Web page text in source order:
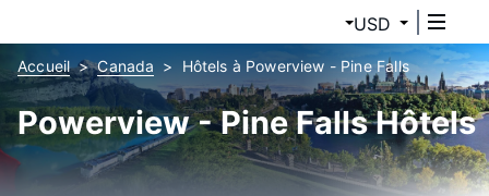
USD
Accueil Canada Hôtels à Powerview - Pine Falls
Powerview - Pine Falls Hôtels